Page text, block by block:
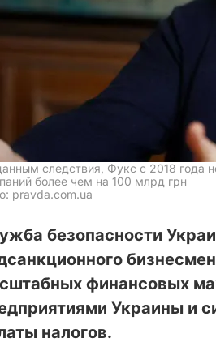
следствия, Фукс с 2018 года
более чем на 100 млрд грн
pravda.com.ua
безопасности
финансовых
Украины и
налогов.